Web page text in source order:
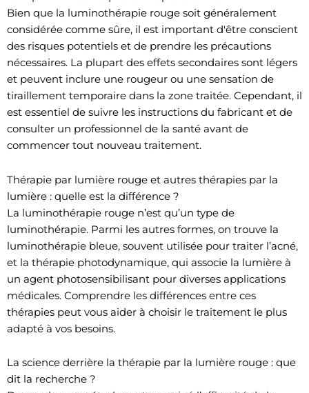
Bien que la luminothérapie rouge soit généralement
considérée comme sûre, il est important d'être conscient
des risques potentiels et de prendre les précautions
nécessaires. La plupart des effets secondaires sont légers
et peuvent inclure une rougeur ou une sensation de
tiraillement temporaire dans la zone traitée. Cependant, il
est essentiel de suivre les instructions du fabricant et de
consulter un professionnel de la santé avant de
commencer tout nouveau traitement.
Thérapie par lumière rouge et autres thérapies par la
lumière : quelle est la différence ?
La luminothérapie rouge n’est qu’un type de
luminothérapie. Parmi les autres formes, on trouve la
luminothérapie bleue, souvent utilisée pour traiter l’acné,
et la thérapie photodynamique, qui associe la lumière à
un agent photosensibilisant pour diverses applications
médicales. Comprendre les différences entre ces
thérapies peut vous aider à choisir le traitement le plus
adapté à vos besoins.
La science derrière la thérapie par la lumière rouge : que
dit la recherche ?